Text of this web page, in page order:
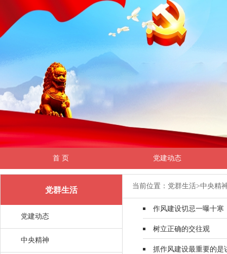
首 页 党建动态
党群生活
党建动态
中央精神
当前位置：党群生活>中央精
作风建设切忌一曝十寒
树立正确的交往观
抓作风建设最重要的是